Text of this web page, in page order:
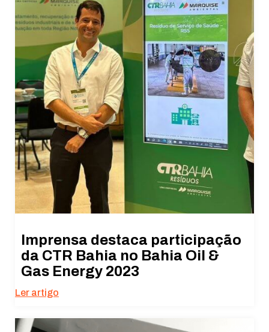
Imprensa destaca participação
da CTR Bahia no Bahia Oil &
Gas Energy 2023
Ler artigo